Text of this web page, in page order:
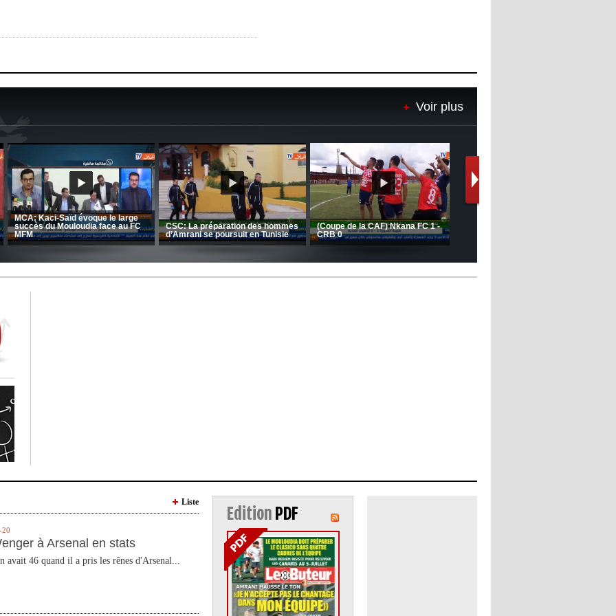
Voir plus
Le message de Delort, Benrahma
et Belkebla à l'occasion du "Big
Day de vaccination"
Entretien avec Moulay Haddou
CRB: Entretien avec Toufik
Korichi
Liste
20
à Arsenal en stats
avait 46 quand il a pris les rênes d'Arsenal...
Edition PDF